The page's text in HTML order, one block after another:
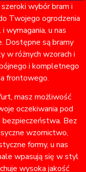
wybór bram i
Twojego ogrodzenia
u nas
Dostępne są bramy
w różnych wzorach i
i kompletnego
frontowego.
masz możliwość
oczekiwania pod
Bez
wzornictwo,
formy, u nas
wpasują się w styl
wysoka jakość